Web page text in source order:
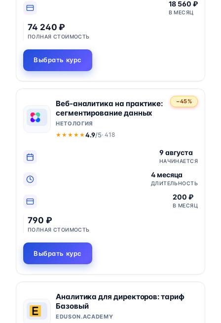
18 560 ₽
В МЕСЯЦ
74 240 ₽
ПОЛНАЯ СТОИМОСТЬ
Выбрать курс
−45%
Веб-аналитика на практике:
сегментирование данных
НЕТОЛОГИЯ
★★★★★
★★★★★4.9/5· 418
9 августа
НАЧИНАЕТСЯ
4 месяца
ДЛИТЕЛЬНОСТЬ
200 ₽
В МЕСЯЦ
790 ₽
ПОЛНАЯ СТОИМОСТЬ
Выбрать курс
Аналитика для директоров: тариф
Базовый
EDUSON.ACADEMY